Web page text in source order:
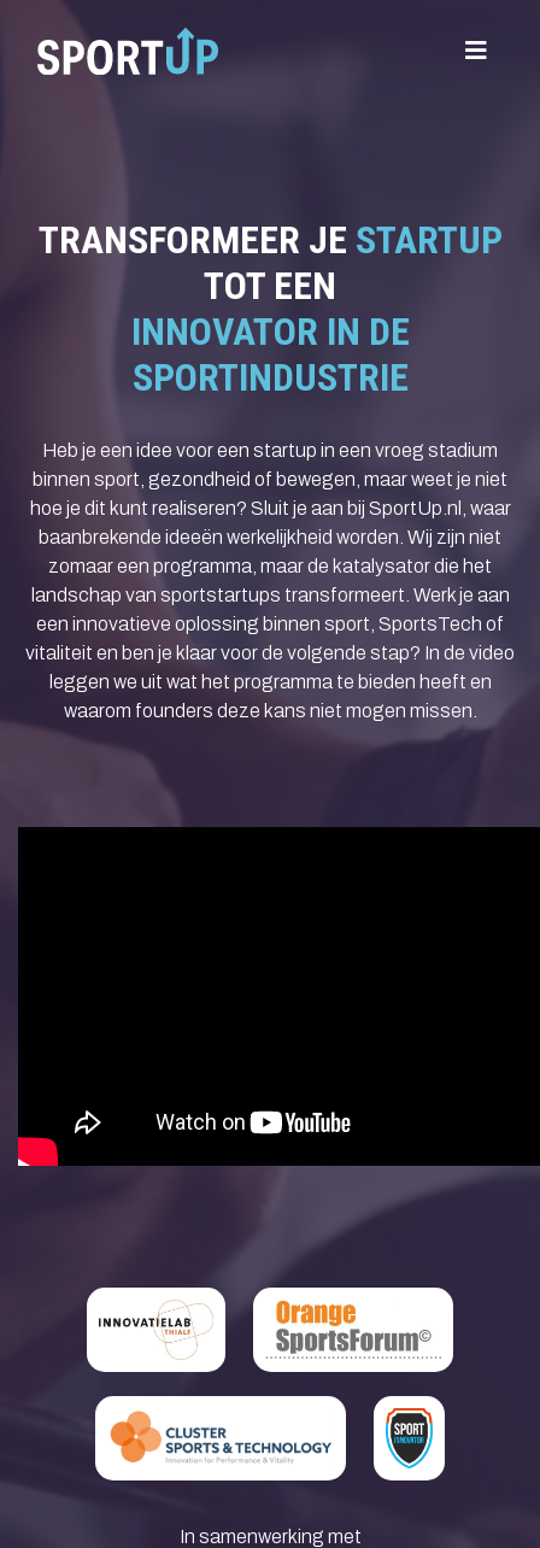
TRANSFORMEER JE STARTUP
TOT EEN
INNOVATOR IN DE
SPORTINDUSTRIE
Heb je een idee voor een startup in een vroeg stadium
binnen sport, gezondheid of bewegen, maar weet je niet
hoe je dit kunt realiseren? Sluit je aan bij SportUp.nl, waar
baanbrekende ideeën werkelijkheid worden. Wij zijn niet
zomaar een programma, maar de katalysator die het
landschap van sportstartups transformeert. Werk je aan
een innovatieve oplossing binnen sport, SportsTech of
vitaliteit en ben je klaar voor de volgende stap? In de video
leggen we uit wat het programma te bieden heeft en
waarom founders deze kans niet mogen missen.
In samenwerking met